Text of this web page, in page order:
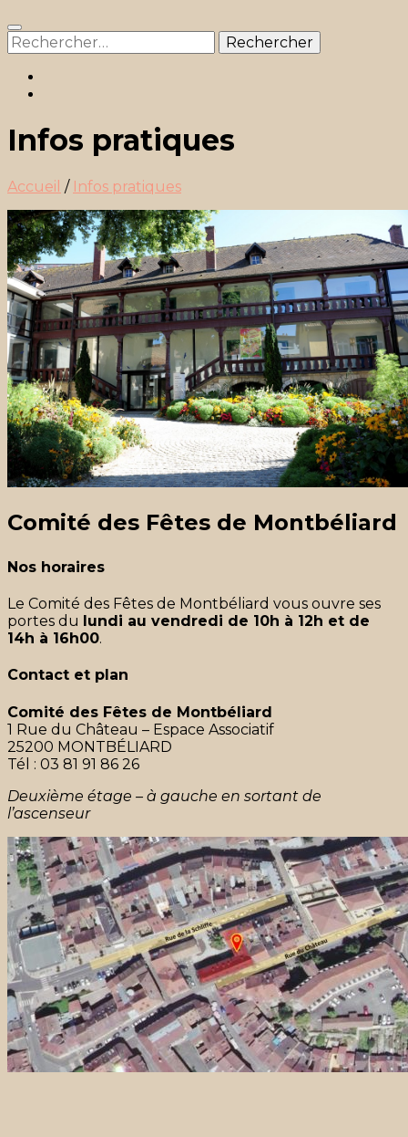
Rechercher :
Infos pratiques
Accueil / Infos pratiques
Comité des Fêtes de Montbéliard
Nos horaires
Le Comité des Fêtes de Montbéliard vous ouvre ses
portes du lundi au vendredi de 10h à 12h et de
14h à 16h00.
Contact et plan
Comité des Fêtes de Montbéliard
1 Rue du Château – Espace Associatif
25200 MONTBÉLIARD
Tél : 03 81 91 86 26
Deuxième étage – à gauche en sortant de
l’ascenseur